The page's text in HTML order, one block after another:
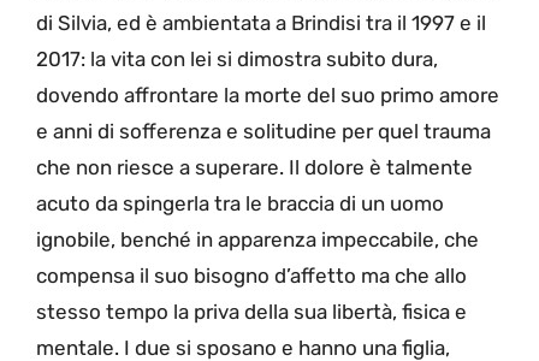
di Silvia, ed è ambientata a Brindisi tra il 1997 e il
2017: la vita con lei si dimostra subito dura,
dovendo affrontare la morte del suo primo amore
e anni di sofferenza e solitudine per quel trauma
che non riesce a superare. Il dolore è talmente
acuto da spingerla tra le braccia di un uomo
ignobile, benché in apparenza impeccabile, che
compensa il suo bisogno d’affetto ma che allo
stesso tempo la priva della sua libertà, fisica e
mentale. I due si sposano e hanno una figlia,